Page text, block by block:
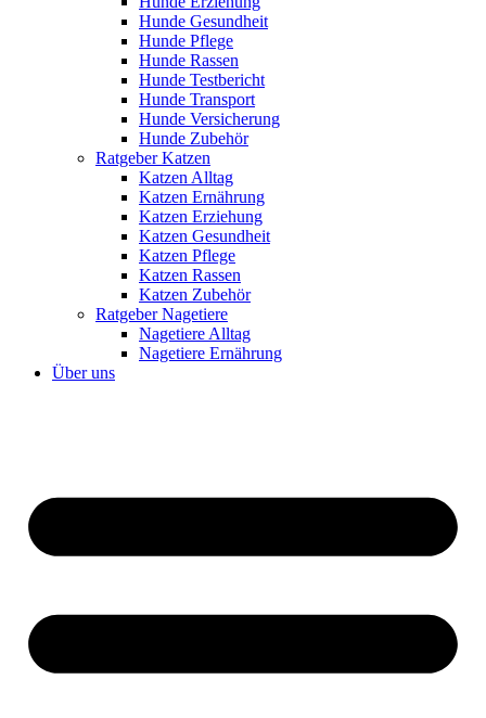
Hunde Gesundheit
Hunde Pflege
Hunde Rassen
Hunde Testbericht
Hunde Transport
Hunde Versicherung
Hunde Zubehör
Ratgeber Katzen
Katzen Alltag
Katzen Ernährung
Katzen Erziehung
Katzen Gesundheit
Katzen Pflege
Katzen Rassen
Katzen Zubehör
Ratgeber Nagetiere
Nagetiere Alltag
Nagetiere Ernährung
Über uns